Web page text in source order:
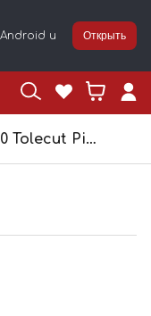
и
Открыть
Клейкий лист KOVAX K1500 Tolecut Pink 34мм 1921513